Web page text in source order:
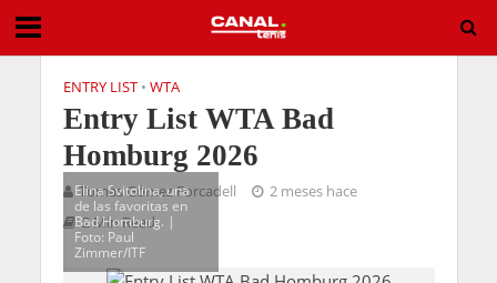
ENTRY LIST • WTA
Entry List WTA Bad
Homburg 2026
Tomás Gómez Forcadell
2 meses hace
2 Min Read
Elina Svitolina, una
de las favoritas en
Bad Homburg. |
Foto: Paul
Zimmer/ITF